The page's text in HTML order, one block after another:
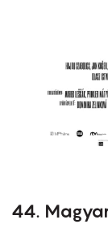
44.